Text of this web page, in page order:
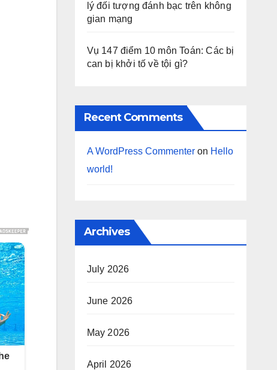
lý đối tượng đánh bạc trên không
gian mạng
Vụ 147 điểm 10 môn Toán: Các bị
can bị khởi tố về tội gì?
Recent Comments
A WordPress Commenteron Hello
world!
Archives
July 2026
June 2026
May 2026
April 2026